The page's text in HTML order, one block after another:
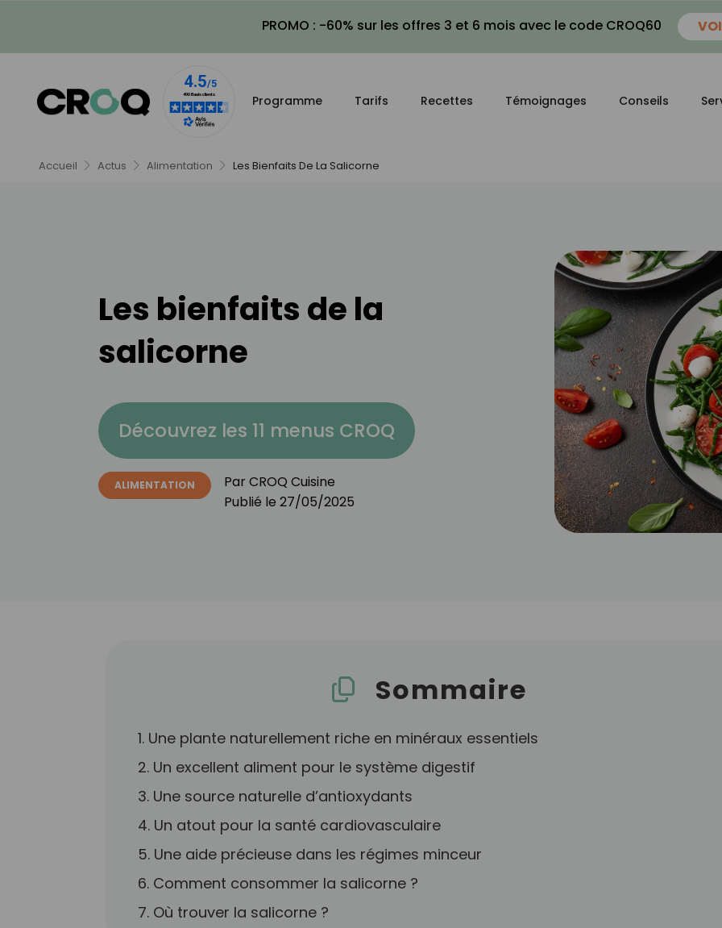
PROMO : -60% sur les offres 3 et 6 mois avec le code CROQ60
Programme Tarifs Recettes Témoignages Conseils
Accueil Actus Alimentation Les Bienfaits De La Salicorne
Les bienfaits de la
salicorne
Découvrez les 11 menus CROQ
ALIMENTATION ParCROQ Cuisine
Publié le 27/05/2025
Sommaire
1. Une plante naturellement riche en minéraux essentiels
2. Un excellent aliment pour le système digestif
3. Une source naturelle d’antioxydants
4. Un atout pour la santé cardiovasculaire
5. Une aide précieuse dans les régimes minceur
6. Comment consommer la salicorne ?
7. Où trouver la salicorne ?